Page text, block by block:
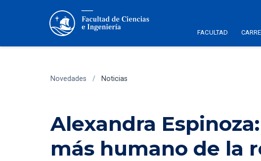
FACULTAD
Novedades / Noticias
Alexandra
más humano de la